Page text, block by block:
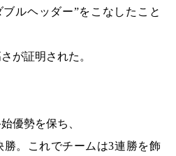
ブルヘッダー”をこなしたこと
が証明された。
優勢を保ち、
勝。これでチームは3連勝を飾